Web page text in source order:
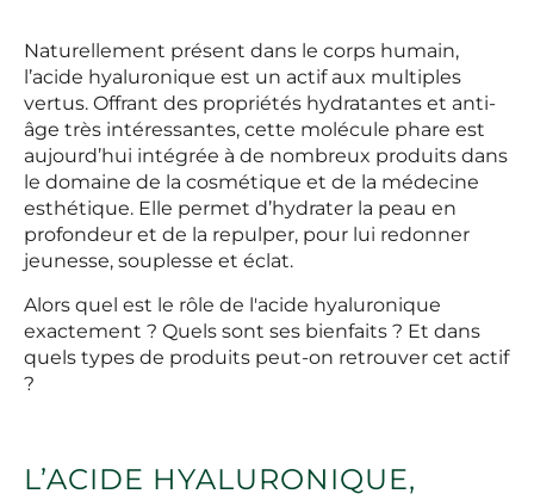
Naturellement présent dans le corps humain,
l’acide hyaluronique est un actif aux multiples
vertus. Offrant des propriétés hydratantes et anti-
âge très intéressantes, cette molécule phare est
aujourd’hui intégrée à de nombreux produits dans
le domaine de la cosmétique et de la médecine
esthétique. Elle permet d’hydrater la peau en
profondeur et de la repulper, pour lui redonner
jeunesse, souplesse et éclat.
Alors quel est le rôle de l'acide hyaluronique
exactement ? Quels sont ses bienfaits ? Et dans
quels types de produits peut-on retrouver cet actif
?
L’ACIDE HYALURONIQUE,